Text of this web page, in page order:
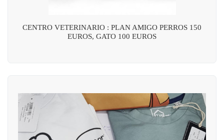
CENTRO VETERINARIO : PLAN AMIGO PERROS 150
EUROS, GATO 100 EUROS